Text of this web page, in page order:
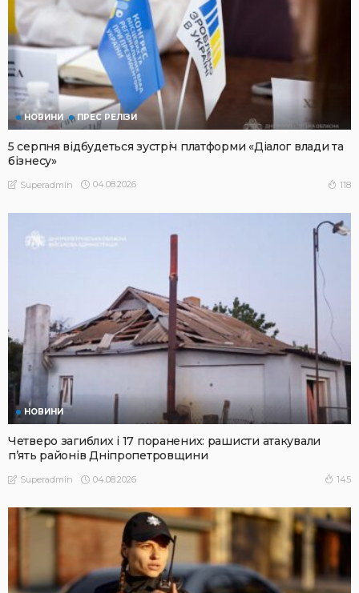
НОВИНИ ПРЕС РЕЛІЗИ
5 серпня відбудеться зустріч платформи «Діалог влади та
бізнесу»
Superadmin 04.08.2026 118
НОВИНИ
Четверо загиблих і 17 поранених: рашисти атакували
п’ять районів Дніпропетровщини
Superadmin 04.08.2026 145